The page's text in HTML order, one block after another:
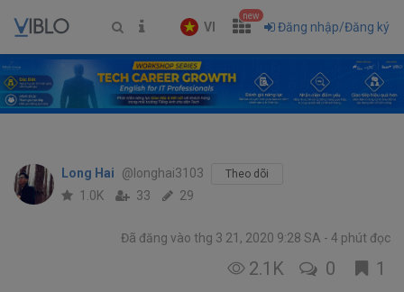
VI
new
Đăng nhập/Đăng ký
Long Hai @longhai3103 Theo dõi
1.0K 33 29
Đã đăng vào thg 3 21, 2020 9:28 SA 4 phút đọc
2.1K 0 1